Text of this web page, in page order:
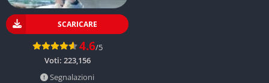
SCARICARE
4.6/5
Voti: 223,156
Segnalazioni